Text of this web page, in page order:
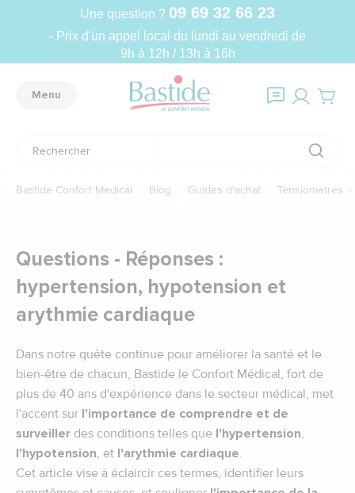
Une question ? 09 69 32 66 23
- Prix d'un appel local du lundi au vendredi de
9h à 12h / 13h à 16h
Menu
Bastide Confort Médical Blog Guides d'achat Tensiomètres
Questions - Réponses :
hypertension, hypotension et
arythmie cardiaque
Dans notre quête continue pour améliorer la santé et le
bien-être de chacun, Bastide le Confort Médical, fort de
plus de 40 ans d'expérience dans le secteur médical, met
l'accent sur l'importance de comprendre et de
surveiller des conditions telles que l'hypertension,
l'hypotension, et l'arythmie cardiaque.
Cet article vise à éclaircir ces termes, identifier leurs